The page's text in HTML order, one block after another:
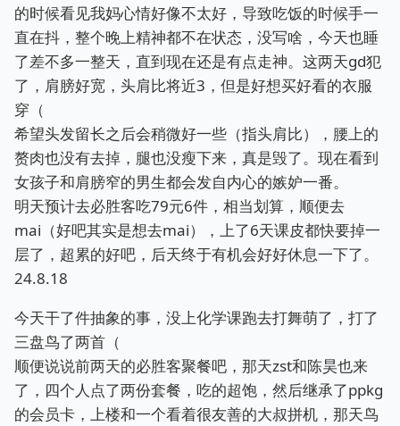
的时候看见我妈心情好像不太好，导致吃饭的时候手一
直在抖，整个晚上精神都不在状态，没写啥，今天也睡
了差不多一整天，直到现在还是有点走神。这两天gd犯
了，肩膀好宽，头肩比将近3，但是好想买好看的衣服
穿（
希望头发留长之后会稍微好一些（指头肩比），腰上的
赘肉也没有去掉，腿也没瘦下来，真是毁了。现在看到
女孩子和肩膀窄的男生都会发自内心的嫉妒一番。
明天预计去必胜客吃79元6件，相当划算，顺便去
mai（好吧其实是想去mai），上了6天课皮都快要掉一
层了，超累的好吧，后天终于有机会好好休息一下了。
24.8.18
今天干了件抽象的事，没上化学课跑去打舞萌了，打了
三盘鸟了两首（
顺便说说前两天的必胜客聚餐吧，那天zst和陈昊也来
了，四个人点了两份套餐，吃的超饱，然后继承了ppkg
的会员卡，上楼和一个看着很友善的大叔拼机，那天鸟